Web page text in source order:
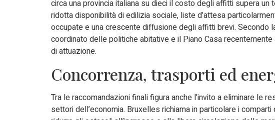
circa una provincia italiana su dieci il costo degli affitti supera
ridotta disponibilità di edilizia sociale, liste d’attesa
occupate e una crescente diffusione degli affitti brevi. Secondo
coordinato delle politiche abitative e il Piano Casa
di attuazione.
Concorrenza, trasporti ed
Tra le raccomandazioni finali figura anche l’invito a eliminare le
settori dell’economia. Bruxelles richiama in particolare i